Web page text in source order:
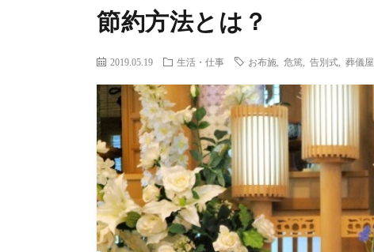
節約方法とは？
2019.05.19 生活・仕事 お布施 危篤 告別式 葬儀屋